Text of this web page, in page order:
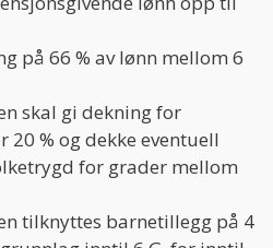
på 66 % av lønn mellom 6
skal gi dekning for
20 % og dekke eventuell
for grader mellom
tilknyttes barnetillegg på 4